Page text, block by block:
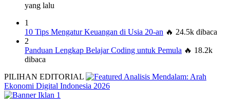
yang lalu
1
10 Tips Mengatur Keuangan di Usia 20-an 🔥 24.5k dibaca
2
Panduan Lengkap Belajar Coding untuk Pemula 🔥 18.2k
dibaca
PILIHAN EDITORIAL
Analisis Mendalam: Arah
Ekonomi Digital Indonesia 2026